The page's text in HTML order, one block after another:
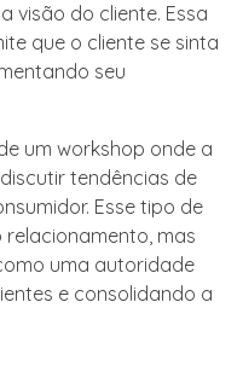
visão do cliente. Essa
que o cliente se sinta
seu
um workshop onde a
tendências de
Esse tipo de
mas
uma autoridade
e consolidando a